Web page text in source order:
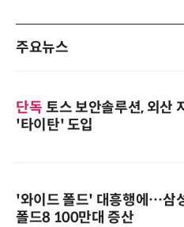
주요뉴스
단독 토스 보안솔루션, 외산
'타이탄' 도입
'와이드 폴드' 대흥행에…삼
폴드8 100만대 증산